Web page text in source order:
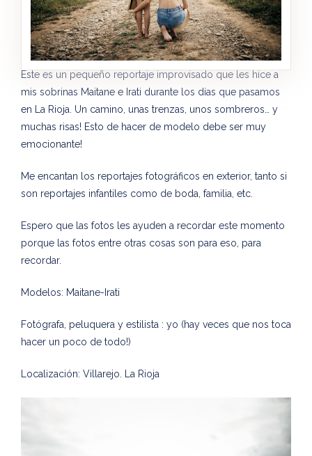
Este es un pequeño reportaje improvisado que les hice a
mis sobrinas Maitane e Irati durante los días que pasamos
en La Rioja. Un camino, unas trenzas, unos sombreros… y
muchas risas! Esto de hacer de modelo debe ser muy
emocionante!
Me encantan los reportajes fotográficos en exterior, tanto si
son reportajes infantiles como de boda, familia, etc.
Espero que las fotos les ayuden a recordar este momento
porque las fotos entre otras cosas son para eso, para
recordar.
Modelos: Maitane-Irati
Fotógrafa, peluquera y estilista : yo (hay veces que nos toca
hacer un poco de todo!)
Localización: Villarejo. La Rioja